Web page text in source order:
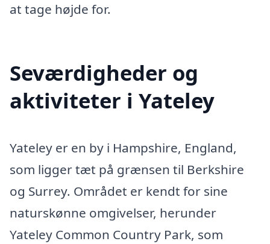
at tage højde for.
Seværdigheder og
aktiviteter i Yateley
Yateley er en by i Hampshire, England,
som ligger tæt på grænsen til Berkshire
og Surrey. Området er kendt for sine
naturskønne omgivelser, herunder
Yateley Common Country Park, som